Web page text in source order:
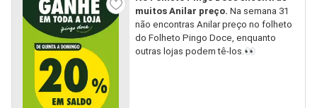
muitos Anilar preço. Na semana 31
não encontras Anilar preço no folheto
do Folheto Pingo Doce, enquanto
outras lojas podem tê-los.👀